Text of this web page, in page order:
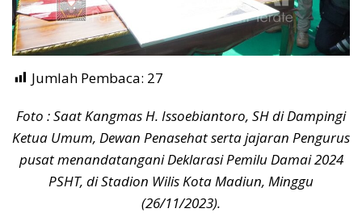
Jumlah Pembaca: 27
Foto : Saat Kangmas H. Issoebiantoro, SH di Dampingi
Ketua Umum, Dewan Penasehat serta jajaran Pengurus
pusat menandatangani Deklarasi Pemilu Damai 2024
PSHT, di Stadion Wilis Kota Madiun, Minggu
(26/11/2023).